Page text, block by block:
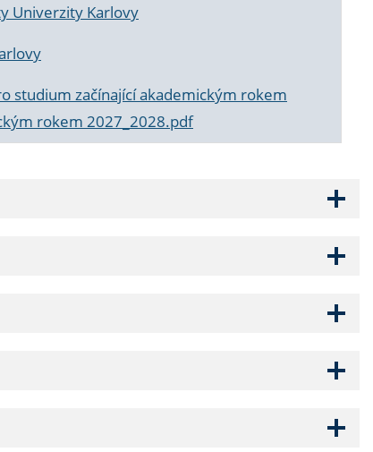
Univerzity Karlovy
studium začínající akademickým rokem
rokem 2027_2028.pdf